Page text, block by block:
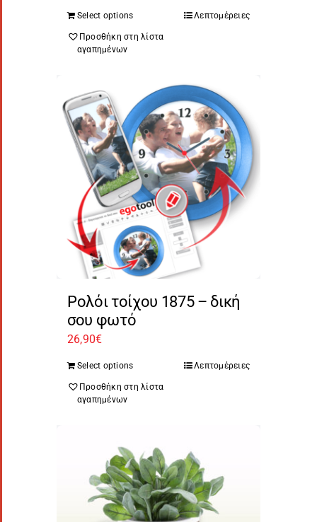
Select options Λεπτομέρειες
Προσθήκη στη λίστα
αγαπημένων
Ρολόι τοίχου 1875 – δική
σου φωτό
26,90€
Select options Λεπτομέρειες
Προσθήκη στη λίστα
αγαπημένων